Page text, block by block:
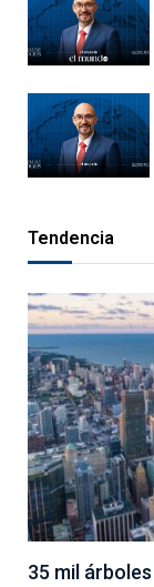
Tendencia
35 mil